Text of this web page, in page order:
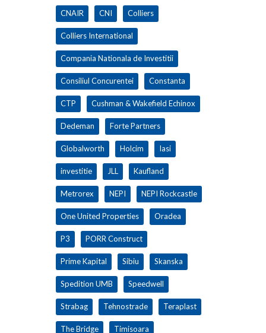
CNAIR CNI Colliers
Colliers International
Compania Nationala de Investitii
Consiliul Concurentei Constanta
CTP Cushman & Wakefield Echinox
Dedeman Forte Partners
Globalworth Holcim Iasi
investitie JLL Kaufland
Metrorex NEPI NEPI Rockcastle
One United Properties Oradea
P3 PORR Construct
Prime Kapital Sibiu Skanska
Spedition UMB Speedwell
Strabag Tehnostrade Teraplast
The Bridge Timisoara